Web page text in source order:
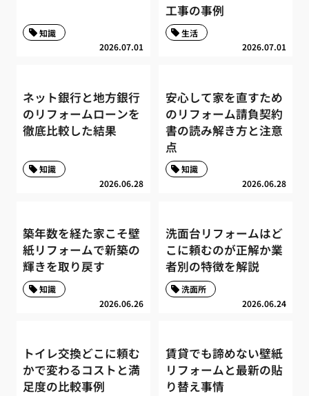
2026.07.01
知識
工事の事例
2026.07.01
生活
ネット銀行と地方銀行
のリフォームローンを
徹底比較した結果
2026.06.28
知識
安心して家を直すため
のリフォーム請負契約
書の読み解き方と注意
点
2026.06.28
知識
築年数を経た家こそ壁
紙リフォームで新築の
輝きを取り戻す
2026.06.26
知識
洗面台リフォームはど
こに頼むのが正解か業
者別の特徴を解説
2026.06.24
洗面所
トイレ交換どこに頼む
かで変わるコストと満
足度の比較事例
賃貸でも諦めない壁紙
リフォームと最新の貼
り替え事情